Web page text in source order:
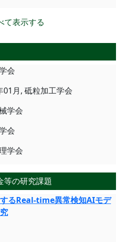
表示する
会
月, 砥粒加工学会
学会
会
学会
等の研究課題
るReal-time異常検知AIモデ